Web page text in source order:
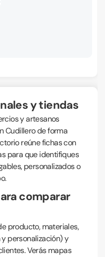
y tiendas
y artesanos
Cudillero de forma
reúne fichas con
para que identifiques
personalizados o
comparar
producto, materiales,
personalización) y
Verás mapas